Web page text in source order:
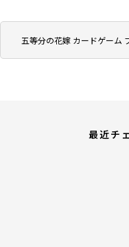
五等分の花嫁 カードゲーム
最近チ